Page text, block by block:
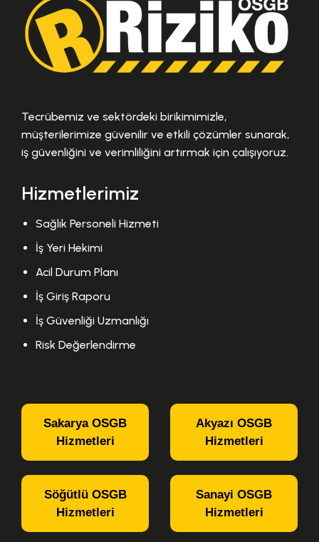
Tecrübemiz ve sektördeki birikimimizle,
müşterilerimize güvenilir ve etkili çözümler sunarak,
iş güvenliğini ve verimliliğini artırmak için çalışıyoruz.
Hizmetlerimiz
Sağlık Personeli Hizmeti
İş Yeri Hekimi
Acil Durum Planı
İş Giriş Raporu
İş Güvenliği Uzmanlığı
Risk Değerlendirme
Sakarya OSGB
Hizmetleri
Akyazı OSGB
Hizmetleri
Söğütlü OSGB
Hizmetleri
Sanayi OSGB
Hizmetleri